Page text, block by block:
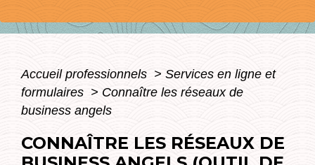
Accueil professionnels > Services en ligne et
formulaires > Connaître les réseaux de
business angels
CONNAÎTRE LES RÉSEAUX DE